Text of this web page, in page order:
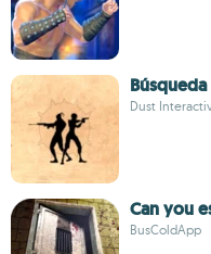
Dust
Can you
BusColdApp